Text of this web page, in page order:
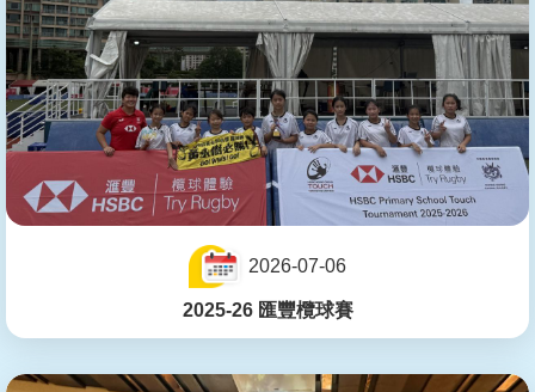
2026-07-06
2025-26 匯豐欖球賽